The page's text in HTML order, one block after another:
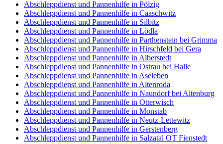
Abschleppdienst und Pannenhilfe in Pölzig
Abschleppdienst und Pannenhilfe in Caaschwitz
Abschleppdienst und Pannenhilfe in Silbitz
Abschleppdienst und Pannenhilfe in Lödla
Abschleppdienst und Pannenhilfe in Parthenstein bei Grimma
Abschleppdienst und Pannenhilfe in Hirschfeld bei Gera
Abschleppdienst und Pannenhilfe in Alberstedt
Abschleppdienst und Pannenhilfe in Ostrau bei Halle
Abschleppdienst und Pannenhilfe in Aseleben
Abschleppdienst und Pannenhilfe in Altenroda
Abschleppdienst und Pannenhilfe in Naundorf bei Altenburg
Abschleppdienst und Pannenhilfe in Otterwisch
Abschleppdienst und Pannenhilfe in Monstab
Abschleppdienst und Pannenhilfe in Neutz-Lettewitz
Abschleppdienst und Pannenhilfe in Gerstenberg
Abschleppdienst und Pannenhilfe in Salzatal OT Fienstedt